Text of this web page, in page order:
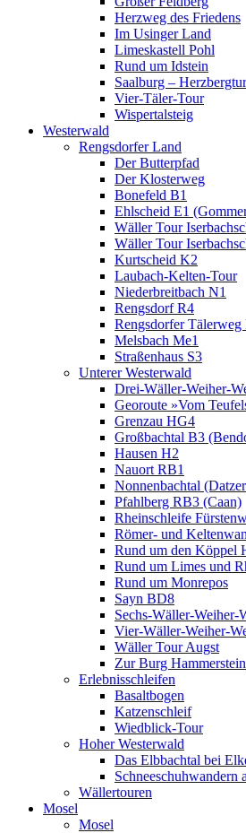
Herzweg des Friedens
Im Usinger Land
Limeskastell Pohl
Rund um Idstein
Saalburg –
Vier-Täler-Tour
Wispertalsteig
Westerwald
Rengsdorfer Land
Der Butterpfad
Der Klosterweg
Bonefeld B1
Ehlscheid E1
Wäller Tour
Wäller Tour
Kurtscheid K2
Laubach-Kelten-Tour
Niederbreitbach N1
Rengsdorf R4
Rengsdorfer Tälerweg
Melsbach Me1
Straßenhaus S3
Unterer Westerwald
Drei-Wäller-Weiher-
Georoute »Vom
Grenzau HG4
Großbachtal B3
Hausen H2
Nauort RB1
Nonnenbachtal
Pfahlberg RB3 (Caan)
Rheinschleife
Römer- und
Rund um den Köppel
Rund um Limes und
Rund um Monrepos
Sayn BD8
Sechs-Wäller-Weiher-
Vier-Wäller-Weiher-
Wäller Tour Augst
Zur Burg Hammerstein
Erlebnisschleifen
Basaltbogen
Katzenschleif
Wiedblick-Tour
Hoher Westerwald
Das Elbbachtal bei
Schneeschuhwandern
Wällertouren
Mosel
Mosel